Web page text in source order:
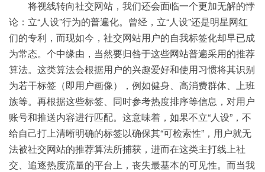
将视线转向社交网站，我们还会面临一个更加无解的悖
论：立“人设”行为的普遍化。曾经，立“人设”还是明星网红
们的专利，而现如今，社交网站用户的自我标签化却早已成
为常态。个中缘由，当然要归咎于这些网站普遍采用的推荐
算法。这类算法会根据用户的兴趣爱好和使用习惯将其识别
为若干标签（即用户画像），例如健身、高消费群体、上班
族等。再根据这些标签、同时参考热度排序等信息，对用户
账号和推送内容进行匹配。这意味着，如果不立“人设”，不
给自己打上清晰明确的标签以确保其“可检索性”，用户就无
法被社交网站的推荐算法所捕获，进而在这类主打线上社
交、追逐热度流量的平台上，丧失最基本的可见性。而当我